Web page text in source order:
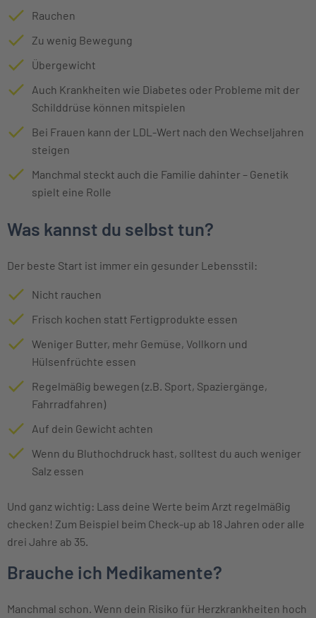
Rauchen
Zu wenig Bewegung
Übergewicht
Auch Krankheiten wie Diabetes oder Probleme mit der
Schilddrüse können mitspielen
Bei Frauen kann der LDL-Wert nach den Wechseljahren
steigen
Manchmal steckt auch die Familie dahinter – Genetik
spielt eine Rolle
Was kannst du selbst tun?
Der beste Start ist immer ein gesunder Lebensstil:
Nicht rauchen
Frisch kochen statt Fertigprodukte essen
Weniger Butter, mehr Gemüse, Vollkorn und
Hülsenfrüchte essen
Regelmäßig bewegen (z.B. Sport, Spaziergänge,
Fahrradfahren)
Auf dein Gewicht achten
Wenn du Bluthochdruck hast, solltest du auch weniger
Salz essen
Und ganz wichtig: Lass deine Werte beim Arzt regelmäßig
checken! Zum Beispiel beim Check-up ab 18 Jahren oder alle
drei Jahre ab 35.
Brauche ich Medikamente?
Manchmal schon. Wenn dein Risiko für Herzkrankheiten hoch